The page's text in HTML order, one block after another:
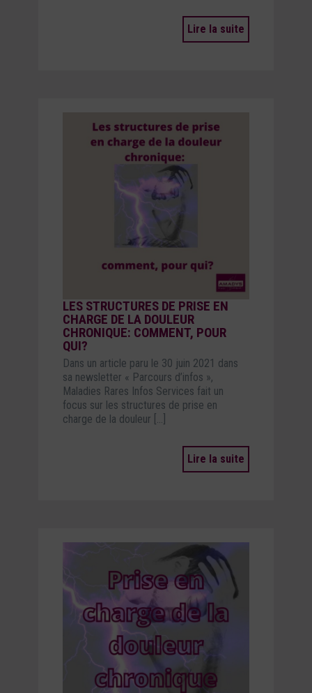
Lire la suite
LES STRUCTURES DE PRISE EN
CHARGE DE LA DOULEUR
CHRONIQUE: COMMENT, POUR
QUI?
Dans un article paru le 30 juin 2021 dans
sa newsletter « Parcours d’infos »,
Maladies Rares Infos Services fait un
focus sur les structures de prise en
charge de la douleur […]
Lire la suite